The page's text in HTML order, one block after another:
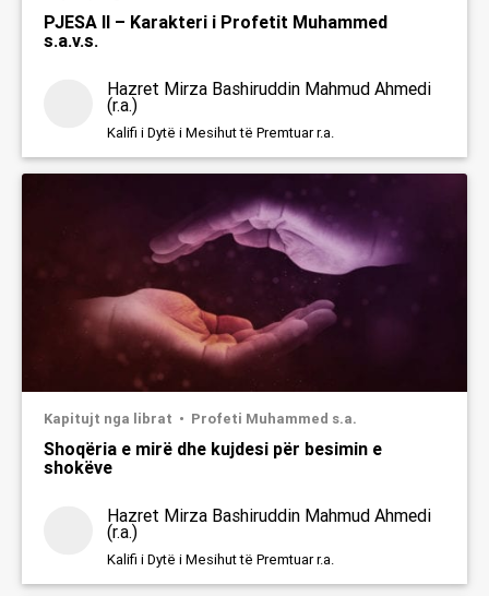
PJESA II – Karakteri i Profetit Muhammed
s.a.v.s.
Hazret Mirza Bashiruddin Mahmud Ahmedi
(r.a.)
Kalifi i Dytë i Mesihut të Premtuar r.a.
Kapitujt nga librat Profeti Muhammed s.a.
Shoqëria e mirë dhe kujdesi për besimin e
shokëve
Hazret Mirza Bashiruddin Mahmud Ahmedi
(r.a.)
Kalifi i Dytë i Mesihut të Premtuar r.a.